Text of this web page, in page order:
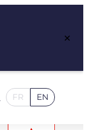
×
FR EN